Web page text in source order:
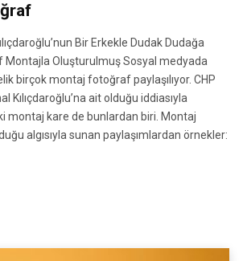
Bir Erkekle Dudak Dudağa
Montajla Oluşturulmuş Sosyal medyada
birçok montaj fotoğraf paylaşılıyor. CHP
Kılıçdaroğlu’na ait olduğu iddiasıyla
montaj kare de bunlardan biri. Montaj
algısıyla sunan paylaşımlardan örnekler: